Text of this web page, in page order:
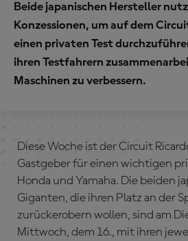
Beide japanischen Hersteller
Konzessionen, um auf dem
einen privaten Test
ihren Testfahrern
Maschinen zu verbessern.
Diese Woche ist der Circuit
Gastgeber für einen wichtigen
Honda und Yamaha. Die beiden
Giganten, die ihren Platz an der
zurückerobern wollen, sind am
Mittwoch, dem 16., mit ihren